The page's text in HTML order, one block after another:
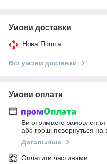
Умови доставки
Нова Пошта
Всі умови доставки
Умови оплати
Ви отримаєте замовлення
або гроші повернуться на
Детальніше
Оплатити частинами